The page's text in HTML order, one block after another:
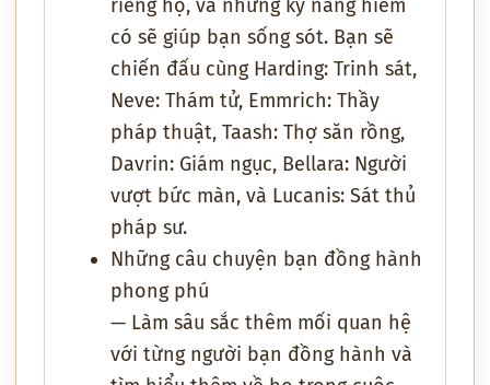
riêng họ, và những kỹ năng hiếm
có sẽ giúp bạn sống sót. Bạn sẽ
chiến đấu cùng Harding: Trinh sát,
Neve: Thám tử, Emmrich: Thầy
pháp thuật, Taash: Thợ săn rồng,
Davrin: Giám ngục, Bellara: Người
vượt bức màn, và Lucanis: Sát thủ
pháp sư.
Những câu chuyện bạn đồng hành
phong phú
— Làm sâu sắc thêm mối quan hệ
với từng người bạn đồng hành và